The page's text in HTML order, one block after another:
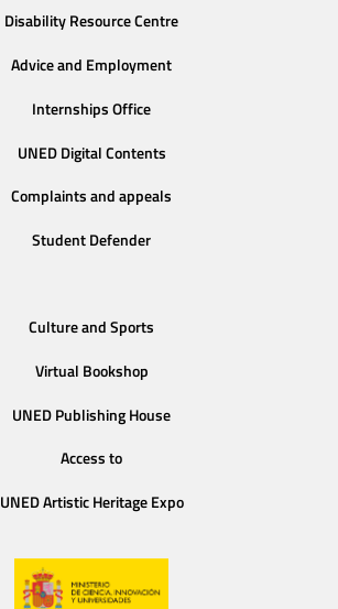
Disability Resource Centre
Advice and Employment
Internships Office
UNED Digital Contents
Complaints and appeals
Student Defender
Culture and Sports
Virtual Bookshop
UNED Publishing House
Access to
UNED Artistic Heritage Expo